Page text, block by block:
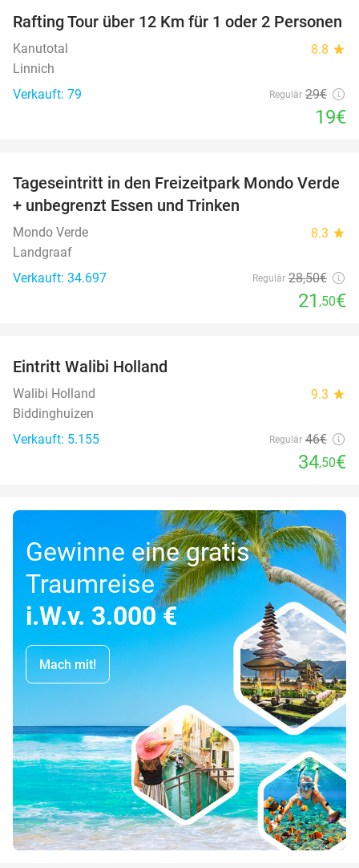
34%
Rafting Tour über 12 Km für 1 oder 2 Personen
Kanutotal 8.8 star
Linnich
Verkauft: 79
Regulär 29€
19€
25%
Tageseintritt in den Freizeitpark Mondo Verde
+ unbegrenzt Essen und Trinken
Mondo Verde 8.3 star
Landgraaf
Verkauft: 34.697
Regulär 28,50€
21 ,50€
Eintritt Walibi Holland
Walibi Holland 9.3 star
Biddinghuizen
Verkauft: 5.155
Regulär 46€
34,50€
Gewinne eine gratis
Traumreise
i.W.v. 3.000 €
Mach mit!